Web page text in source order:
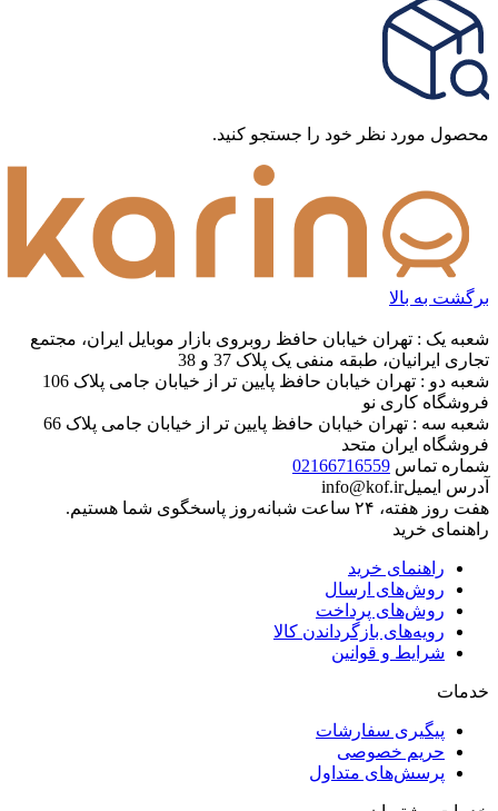
محصول مورد نظر خود را جستجو کنید.
برگشت به بالا
شعبه یک : تهران خیابان حافظ روبروی بازار موبایل ایران، مجتمع
تجاری ایرانیان، طبقه منفی یک پلاک 37 و 38
شعبه دو : تهران خیابان حافظ پایین تر از خیابان جامی پلاک 106
فروشگاه کاری نو
شعبه سه : تهران خیابان حافظ پایین تر از خیابان جامی پلاک 66
فروشگاه ایران متحد
شماره تماس 02166716559
آدرس ایمیلinfo@kof.ir
هفت روز هفته، ۲۴ ساعت شبانه‌روز پاسخگوی شما هستیم.
راهنمای خرید
راهنمای خرید
روش‌های ارسال
روش‌های پرداخت
رویه‌های بازگرداندن کالا
شرایط و قوانین
خدمات
پیگیری سفارشات
حریم خصوصی
پرسش‌های متداول